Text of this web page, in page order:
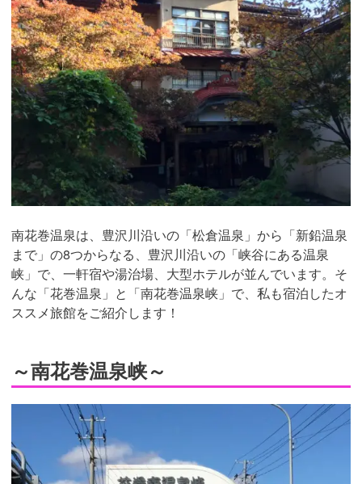
南花巻温泉は、豊沢川沿いの「松倉温泉」から「新鉛温泉
まで」の8つからなる、豊沢川沿いの「峡谷にある温泉
峡」で、一軒宿や湯治場、大型ホテルが並んでいます。そ
んな「花巻温泉」と「南花巻温泉峡」で、私も宿泊したオ
ススメ旅館をご紹介します！
～南花巻温泉峡～